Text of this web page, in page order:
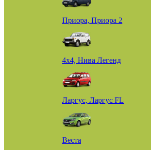
Приора, Приора 2
4х4, Нива Легенд
Ларгус, Ларгус FL
Веста